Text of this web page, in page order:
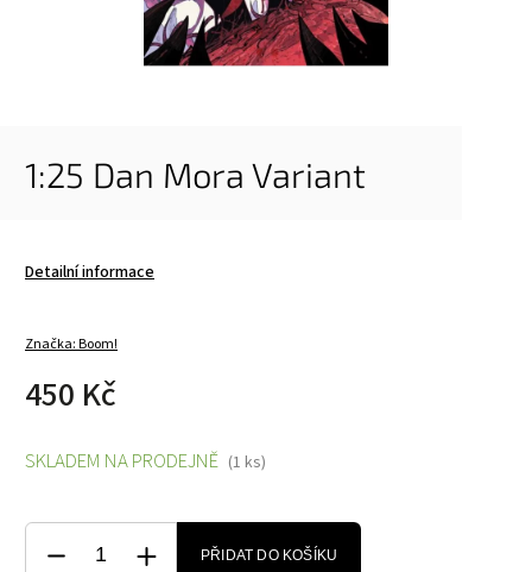
1:25 Dan Mora Variant
Detailní informace
Značka:Boom!
450 Kč
SKLADEM NA PRODEJNĚ (1 ks)
PŘIDAT DO KOŠÍKU